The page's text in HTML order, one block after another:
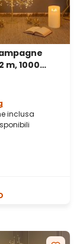
m, 1000
caldo e
uso
inclusa